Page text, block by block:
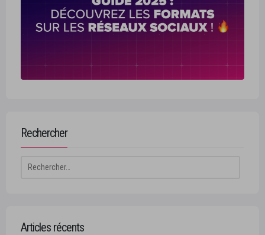
Rechercher
Rechercher :
Articles récents